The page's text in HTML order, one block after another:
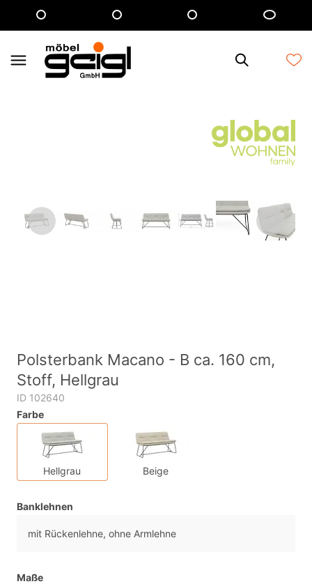
Polsterbank Macano - B ca. 160 cm,
Stoff, Hellgrau
ID 102640
Farbe
Hellgrau Beige
Banklehnen
mit Rückenlehne, ohne Armlehne
Maße